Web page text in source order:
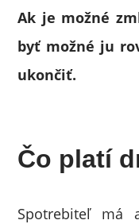
Ak je možné
byť možné ju
ukončiť.
Čo platí
Spotrebiteľ má